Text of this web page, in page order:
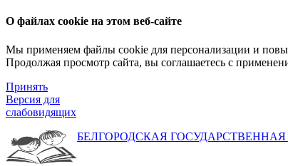
О файлах cookie на этом веб-сайте
Мы применяем файлы cookie для персонализации и
Продолжая просмотр сайта, вы соглашаетесь с
Принять
Версия для
слабовидящих
БЕЛГОРОДСКАЯ ГОСУДАРСТВЕННАЯ